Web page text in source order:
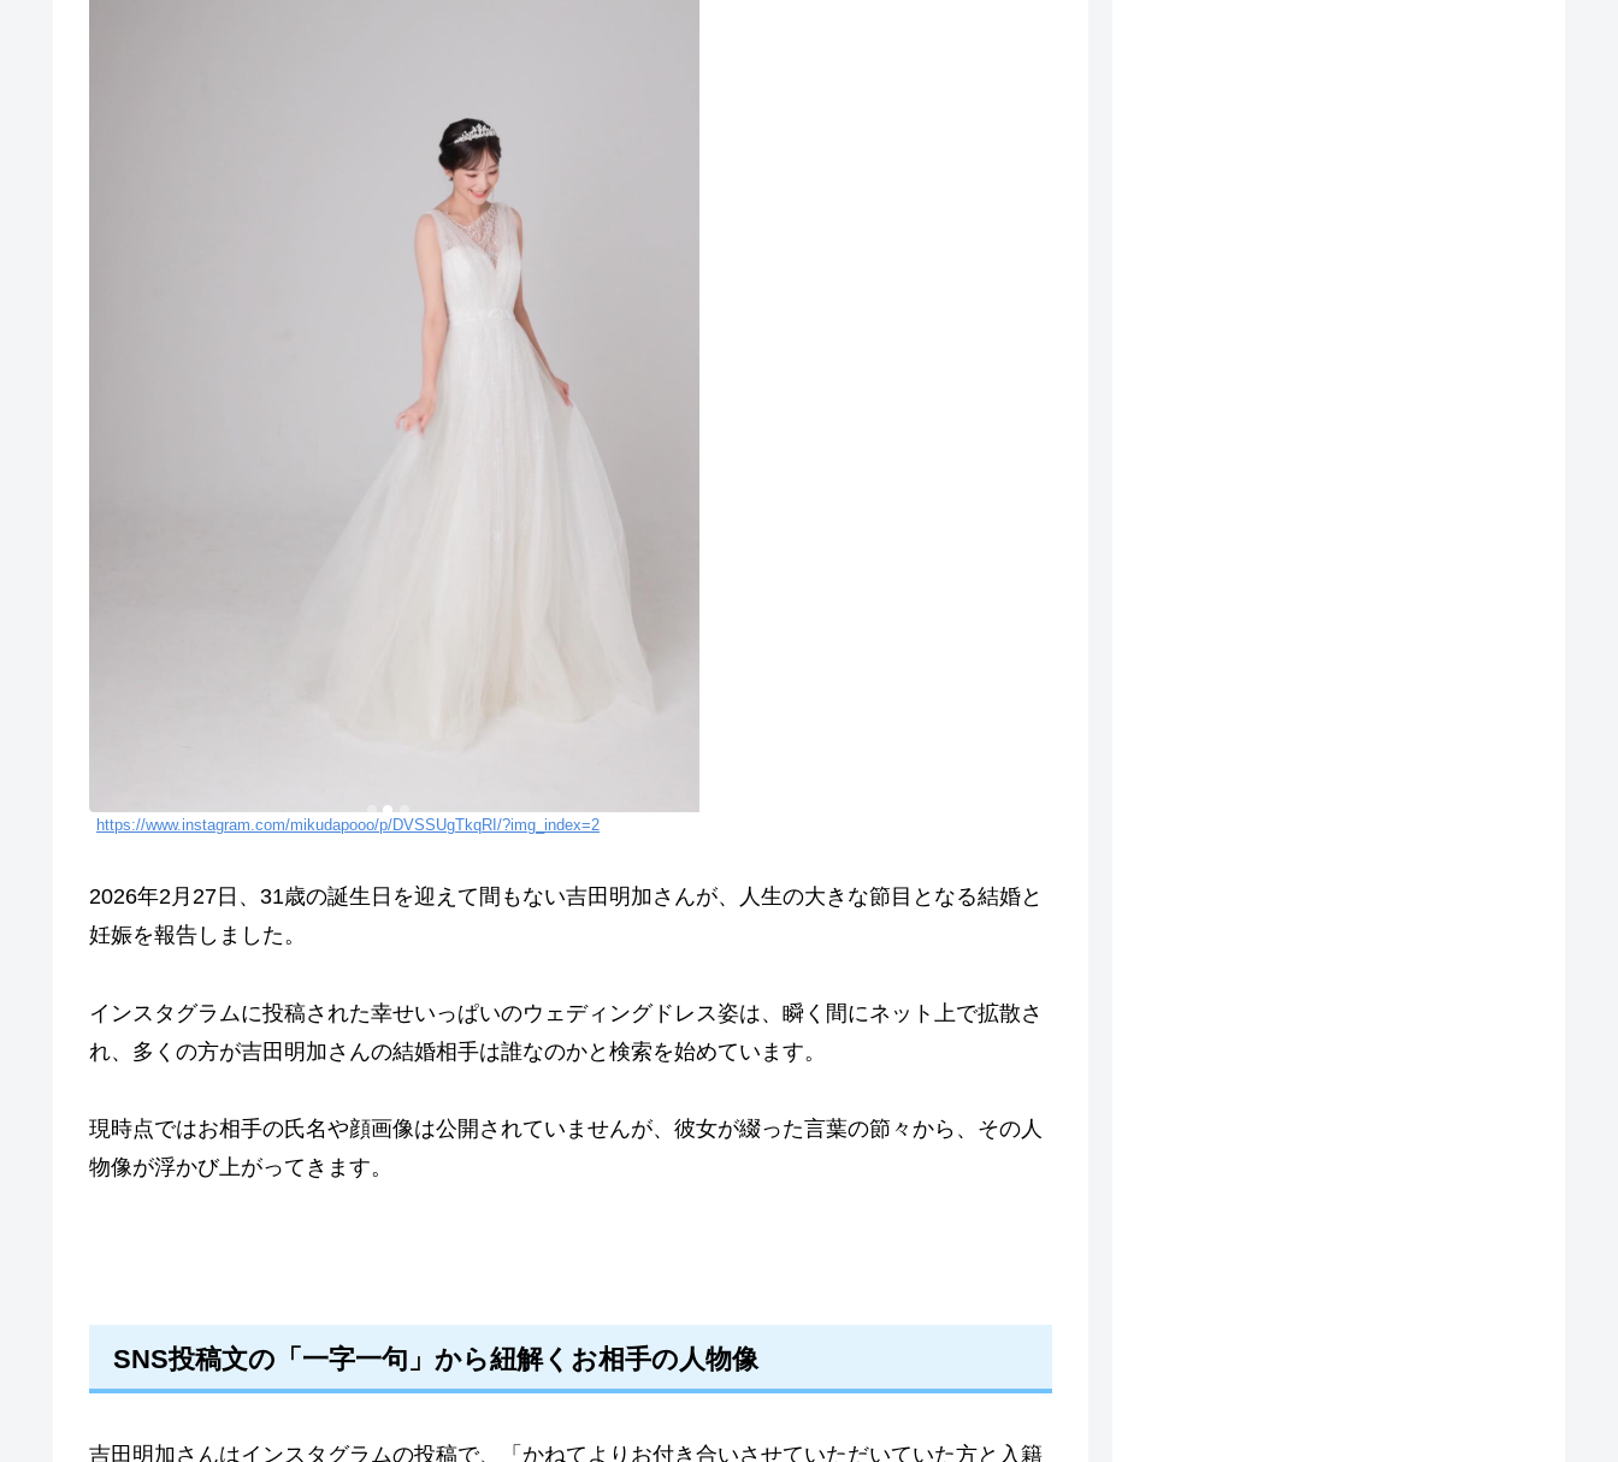
https://www.instagram.com/mikudapooo/p/DVSSUgTkqRI/?img_index=2
2026年2月27日、31歳の誕生日を迎えて間もない吉田明加さんが、人生の大きな節目となる結婚と
妊娠を報告しました。
インスタグラムに投稿された幸せいっぱいのウェディングドレス姿は、瞬く間にネット上で拡散さ
れ、多くの方が吉田明加さんの結婚相手は誰なのかと検索を始めています。
現時点ではお相手の氏名や顔画像は公開されていませんが、彼女が綴った言葉の節々から、その人
物像が浮かび上がってきます。
SNS投稿文の「一字一句」から紐解くお相手の人物像
吉田明加さんはインスタグラムの投稿で、「かねてよりお付き合いさせていただいていた方と入籍